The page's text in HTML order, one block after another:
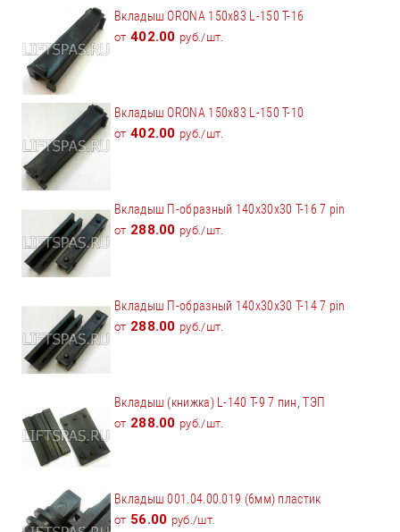
Вкладыш ORONA 150x83 L-150 Т-16
от 402.00 руб./шт.
Вкладыш ORONA 150x83 L-150 Т-10
от 402.00 руб./шт.
Вкладыш П-образный 140х30х30 Т-16 7 pin
от 288.00 руб./шт.
Вкладыш П-образный 140х30х30 Т-14 7 pin
от 288.00 руб./шт.
Вкладыш (книжка) L-140 Т-9 7 пин, ТЭП
от 288.00 руб./шт.
Вкладыш 001.04.00.019 (6мм) пластик
от 56.00 руб./шт.